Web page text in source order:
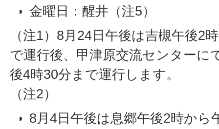
金曜日：醒井（注5）
（注1）8月24日午後は吉槻午後2
で運行後、甲津原交流センターに
後4時30分まで運行します。
（注2）
8月4日午後は息郷午後2時から